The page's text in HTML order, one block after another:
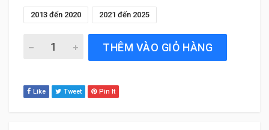
2013 đến 2020 2021 đến 2025
Gạt Mưa Xe Isuzu Mux (2013 đến 2024) Silicone Chính
THÊM VÀO GIỎ HÀNG
Like Tweet Pin It